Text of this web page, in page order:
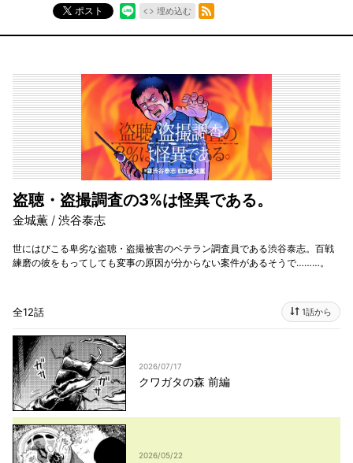
ポスト
埋め込む
RSSフィード
盗聴・盗撮調査の3%は怪異である。
金城薫 / 渋谷泰志
世にはびこる卑劣な盗聴・盗撮被害のベテラン調査員である渋谷泰志。百戦
練磨の彼をもってしても変事の原因が分からない案件があるそうで………。
全12話 1話から
2026/07/17
クワガタの森 前編
2026/05/22